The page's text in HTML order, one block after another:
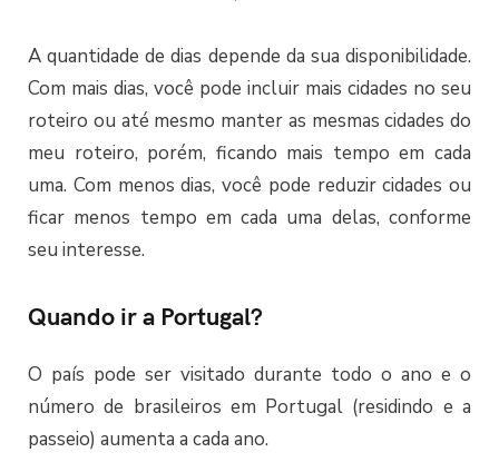
A quantidade de dias depende da sua disponibilidade.
Com mais dias, você pode incluir mais cidades no seu
roteiro ou até mesmo manter as mesmas cidades do
meu roteiro, porém, ficando mais tempo em cada
uma. Com menos dias, você pode reduzir cidades ou
ficar menos tempo em cada uma delas, conforme
seu interesse.
Quando ir a Portugal?
O país pode ser visitado durante todo o ano e o
número de brasileiros em Portugal (residindo e a
passeio) aumenta a cada ano.